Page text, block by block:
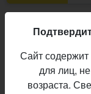
Пивоварня:
Алкоголь:
Горечь:
Сайт
для лиц,
возраста.